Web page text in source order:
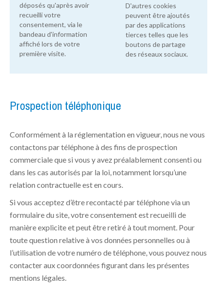
déposés qu'après avoir
recueilli votre
consentement, via le
bandeau d'information
affiché lors de votre
première visite.
D'autres cookies
peuvent être ajoutés
par des applications
tierces telles que les
boutons de partage
des réseaux sociaux.
Prospection téléphonique
Conformément à la réglementation en vigueur, nous ne vous
contactons par téléphone à des fins de prospection
commerciale que si vous y avez préalablement consenti ou
dans les cas autorisés par la loi, notamment lorsqu’une
relation contractuelle est en cours.
Si vous acceptez d’être recontacté par téléphone via un
formulaire du site, votre consentement est recueilli de
manière explicite et peut être retiré à tout moment. Pour
toute question relative à vos données personnelles ou à
l’utilisation de votre numéro de téléphone, vous pouvez nous
contacter aux coordonnées figurant dans les présentes
mentions légales.